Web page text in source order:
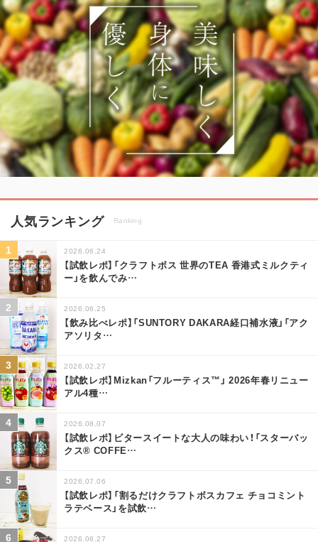
人気ランキング Ranking
2026.06.24
【試飲レポ】「クラフトボス 世界のTEA 香港式ミルクティ
ー」を飲んでみ…
2026.06.25
【飲み比べレポ】「SUNTORY DAKARA経口補水液」「アク
アソリタ…
2026.02.27
【試飲レポ】Mizkan「フルーティス™」 2026年春リニュー
アル4種…
2026.08.07
【試飲レポ】ビタースイートな大人の味わい！「スターバッ
クス® COFFE…
2026.07.06
【試飲レポ】「割るだけクラフトボスカフェ チョコミント
ラテベース」を試飲…
2026.06.27